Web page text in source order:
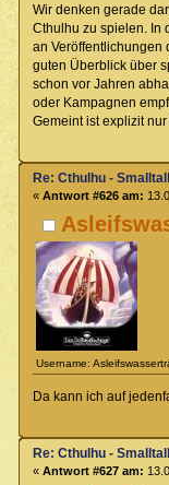
Wir denken gerade
Cthulhu zu spielen. In
an Veröffentlichungen
guten Überblick über
schon vor Jahren
oder Kampagnen
Gemeint ist explizit
Username:
Re: Cthulhu -
« Antwort #626 am:
Da kann ich auf
Re: Cthulhu -
« Antwort #627 am: